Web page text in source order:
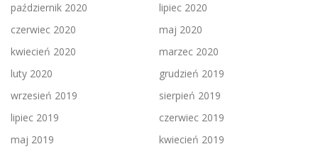
październik 2020
lipiec 2020
czerwiec 2020
maj 2020
kwiecień 2020
marzec 2020
luty 2020
grudzień 2019
wrzesień 2019
sierpień 2019
lipiec 2019
czerwiec 2019
maj 2019
kwiecień 2019